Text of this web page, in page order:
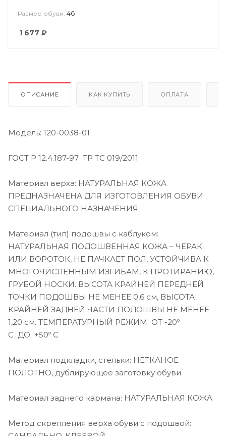
Размер обуви: 46
1 677 ₽
ОПИСАНИЕ КАК КУПИТЬ ОПЛАТА
Модель: 120-0038-01
ГОСТ Р 12.4.187-97 ТР ТС 019/2011
Материал верха: НАТУРАЛЬНАЯ КОЖА
ПРЕДНАЗНАЧЕНА ДЛЯ ИЗГОТОВЛЕНИЯ ОБУВИ
СПЕЦИАЛЬНОГО НАЗНАЧЕНИЯ
Материал (тип) подошвы с каблуком:
НАТУРАЛЬНАЯ ПОДОШВЕННАЯ КОЖА – ЧЕРАК
ИЛИ ВОРОТОК, НЕ ПАЧКАЕТ ПОЛ, УСТОЙЧИВА К
МНОГОЧИСЛЕННЫМ ИЗГИБАМ, К ПРОТИРАНИЮ,
ГРУБОЙ НОСКИ. ВЫСОТА КРАЙНЕЙ ПЕРЕДНЕЙ
ТОЧКИ ПОДОШВЫ НЕ МЕНЕЕ 0,6 см, ВЫСОТА
КРАЙНЕЙ ЗАДНЕЙ ЧАСТИ ПОДОШВЫ НЕ МЕНЕЕ
1,20 см. ТЕМПЕРАТУРНЫЙ РЕЖИМ ОТ -20º
С ДО +50º С
Материал подкладки, стельки: НЕТКАНОЕ
ПОЛОТНО, дублирующее заготовку обуви.
Материал заднего кармана: НАТУРАЛЬНАЯ КОЖА
Метод скрепления верха обуви с подошвой: